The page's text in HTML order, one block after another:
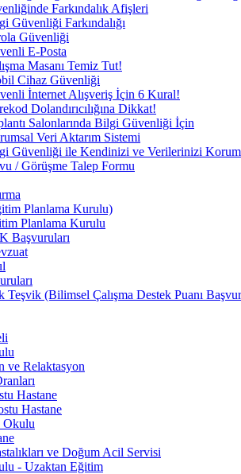
Farkındalık Afişleri
Güvenliği Farkındalığı
Güvenliği
E-Posta
Masanı Temiz Tut!
Cihaz Güvenliği
İnternet Alışveriş İçin 6 Kural!
Dolandırıcılığına Dikkat!
Salonlarında Bilgi Güvenliği İçin
Veri Aktarım Sistemi
Güvenliği ile Kendinizi ve Verilerinizi
/ Görüşme Talep Formu
Planlama Kurulu)
Planlama Kurulu
Başvuruları
Teşvik (Bilimsel Çalışma Destek Puanı
ve Relaktasyon
Hastane
Hastane
Okulu
ve Doğum Acil Servisi
- Uzaktan Eğitim